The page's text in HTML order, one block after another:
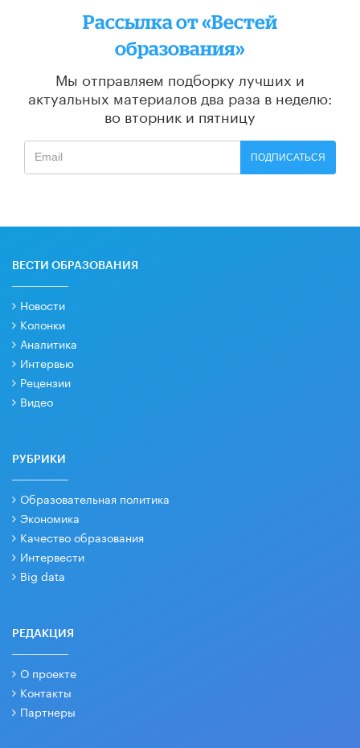
Рассылка от «Вестей
образования»
Мы отправляем подборку лучших и
актуальных материалов два раза в неделю:
во вторник и пятницу
ПОДПИСАТЬСЯ
ВЕСТИ ОБРАЗОВАНИЯ
Новости
Колонки
Аналитика
Интервью
Рецензии
Видео
РУБРИКИ
Образовательная политика
Экономика
Качество образования
Интервести
Big data
РЕДАКЦИЯ
О проекте
Контакты
Партнеры